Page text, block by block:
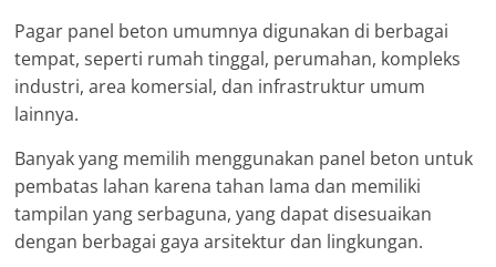
Pagar panel beton umumnya digunakan di berbagai
tempat, seperti rumah tinggal, perumahan, kompleks
industri, area komersial, dan infrastruktur umum
lainnya.
Banyak yang memilih menggunakan panel beton untuk
pembatas lahan karena tahan lama dan memiliki
tampilan yang serbaguna, yang dapat disesuaikan
dengan berbagai gaya arsitektur dan lingkungan.